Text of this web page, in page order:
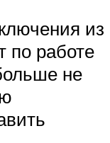
из
по работе
не